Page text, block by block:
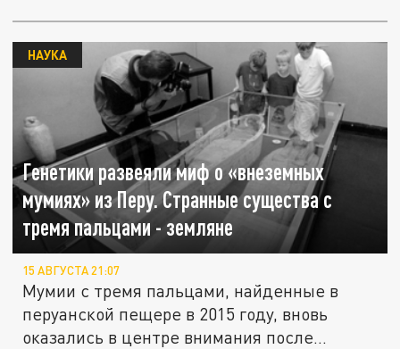
Генетики развеяли миф о «внеземных
мумиях» из Перу. Странные существа с
тремя пальцами - земляне
НАУКА
15 АВГУСТА 21:07
Мумии с тремя пальцами, найденные в
перуанской пещере в 2015 году, вновь
оказались в центре внимания после...